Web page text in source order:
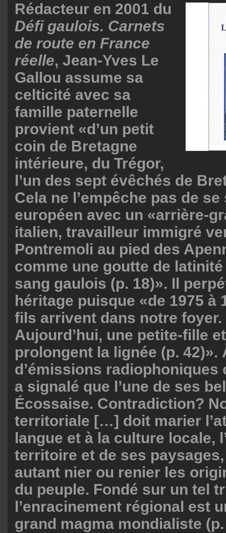
Rédacteur en 2001 du
Défi gaulois. Carnets
de route en France
réelle, Jean-Yves Le
Gallou assume sa
celticité avec sa
famille paternelle
provient «d’un petit
coin de Bretagne
intérieure, du Trégor,
l’un des sept évêchés de
Cela ne l’empêche pas de
européen avec un «arrière-
italien, travailleur immigré
Pontremoli au pied des
comme une goutte de
sang gaulois (p. 18)». Il
héritage puisque «de 1975 à
fils arrivent dans notre
Aujourd’hui, une petite-fille
prolongent la lignée (p. 42)».
d’émissions radiophoniques
a signalé que l’une de ses
Écossaise. Contradiction?
territoriale […] doit marier
langue et à la culture locale,
territoire et de ses
autant nier ou renier les
du peuple. Fondé sur un tel
l’enracinement régional est
grand magma mondialiste (p.